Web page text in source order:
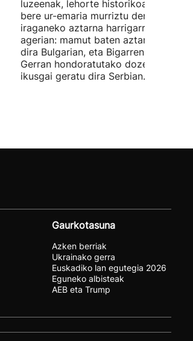
luzeenak, lehorte historikoa bizi du,
bere ur-emaria murriztu denez,
iraganeko aztarna harrigarriak utzi
agerian: mamut baten aztarnak
dira Bulgarian, eta Bigarren Mundu
Gerran hondoratutako dozenaka
ikusgai geratu dira Serbian.
Gaurkotasuna
Azken berriak
Ukrainako gerra
Euskadiko lan egutegia 2026
Eguneko albisteak
AEB eta Trump